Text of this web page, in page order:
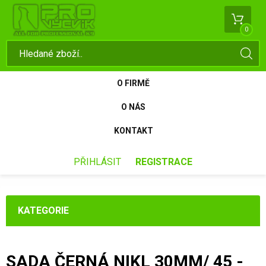
0
O FIRMĚ
O NÁS
KONTAKT
PŘIHLÁSIT REGISTRACE
KATEGORIE
SADA ČERNÁ NIKL 30MM/ 45 -